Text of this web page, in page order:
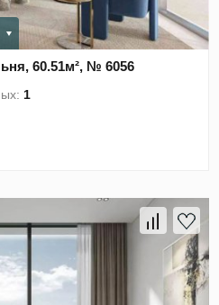
60.51м², № 6056
1